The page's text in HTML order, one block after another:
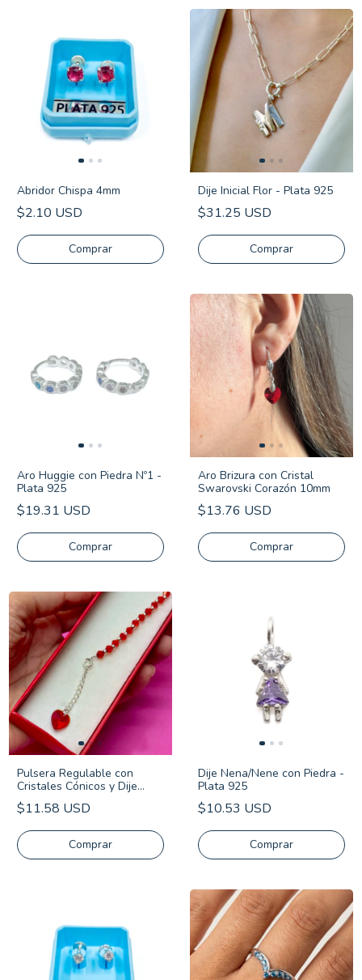
Abridor Chispa 4mm
$2.10 USD
Comprar
Dije Inicial Flor - Plata 925
$31.25 USD
Comprar
Aro Huggie con Piedra Nº1 -
Plata 925
$19.31 USD
Comprar
Aro Brizura con Cristal
Swarovski Corazón 10mm
$13.76 USD
Pulsera Regulable con
Cristales Cónicos y Dije
Cristal Corazón - Plata 925
$11.58 USD
Comprar
Dije Nena/Nene con Piedra -
Plata 925
$10.53 USD
Comprar